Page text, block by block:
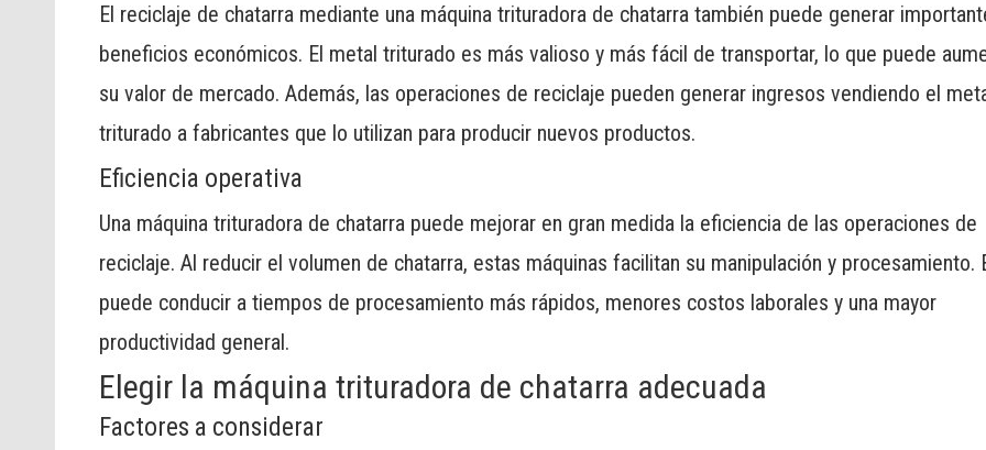
El reciclaje de chatarra mediante una máquina trituradora de chatarra también puede generar
beneficios económicos. El metal triturado es más valioso y más fácil de transportar, lo que puede
su valor de mercado. Además, las operaciones de reciclaje pueden generar ingresos vendiendo el
triturado a fabricantes que lo utilizan para producir nuevos productos.
Eficiencia operativa
Una máquina trituradora de chatarra puede mejorar en gran medida la eficiencia de las operaciones de
reciclaje. Al reducir el volumen de chatarra, estas máquinas facilitan su manipulación y procesamiento.
puede conducir a tiempos de procesamiento más rápidos, menores costos laborales y una mayor
productividad general.
Elegir la máquina trituradora de chatarra adecuada
Factores a considerar